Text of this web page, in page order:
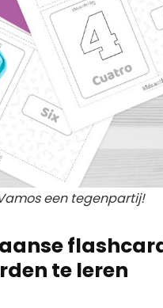
een tegenpartij!
te leren